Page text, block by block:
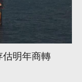
估明年商轉